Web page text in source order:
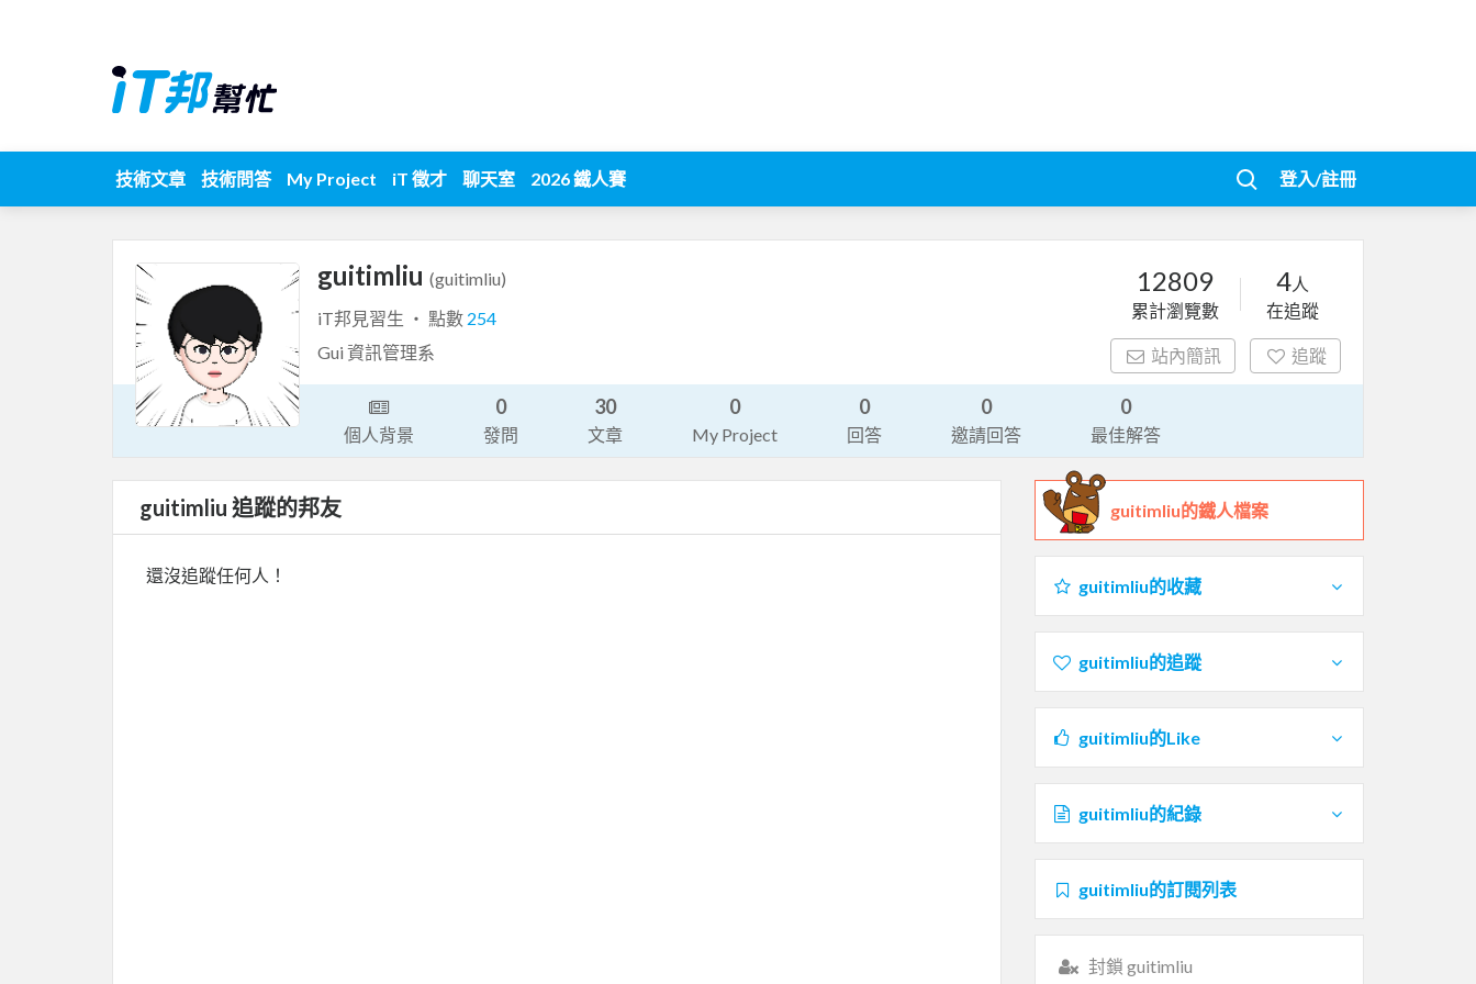
技術文章 技術問答 My Project iT 徵才 聊天室 2026 鐵人賽 登入/註冊
guitimliu (guitimliu)
iT邦見習生 ‧ 點數 254
Gui 資訊管理系
12809
累計瀏覽數
4人
在追蹤
站內簡訊 追蹤
個人背景
0
發問
30
文章
0
My Project
0
回答
0
邀請回答
0
最佳解答
guitimliu 追蹤的邦友
還沒追蹤任何人！
guitimliu的鐵人檔案
guitimliu的收藏
guitimliu的追蹤
guitimliu的Like
guitimliu的紀錄
guitimliu的訂閱列表
封鎖 guitimliu